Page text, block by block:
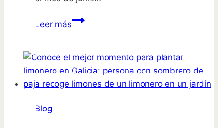
Leer másPlantas
junio:
descubre
qué
Blog